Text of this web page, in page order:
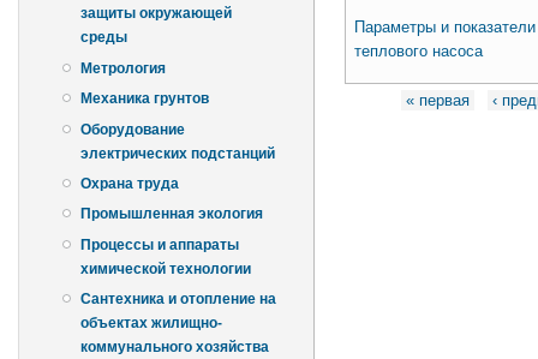
защиты окружающей
среды
Метрология
Механика грунтов
Оборудование
электрических подстанций
Охрана труда
Промышленная экология
Процессы и аппараты
химической технологии
Сантехника и отопление на
объектах жилищно-
коммунального хозяйства
Параметры и
теплового насоса
Страницы
« первая ‹